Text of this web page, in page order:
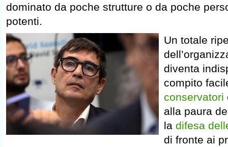
dominato da poche strutture o da poche
potenti.
Un totale
diventa
compito
conservatori
alla paura
la difesa
di fronte ai